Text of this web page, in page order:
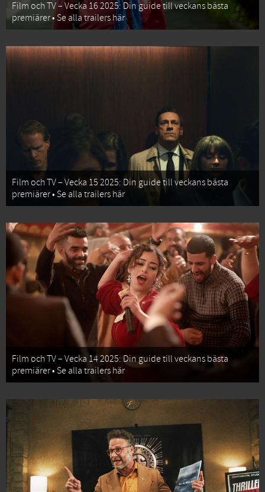
Film och TV – Vecka 16 2025: Din guide till veckans bästa
premiärer • Se alla trailers här
Film och TV – Vecka 15 2025: Din guide till veckans bästa
premiärer • Se alla trailers här
Film och TV – Vecka 14 2025: Din guide till veckans bästa
premiärer • Se alla trailers här